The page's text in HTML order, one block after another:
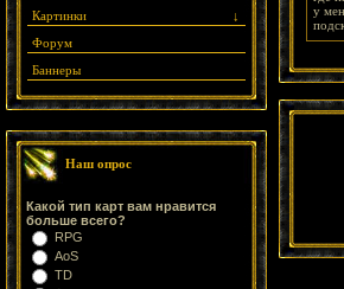
↓
Картинки
Форум
Баннеры
Наш опрос
Какой тип карт вам нравится
больше всего?
RPG
AoS
TD
у